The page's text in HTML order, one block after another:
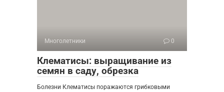
Многолетники 0
Клематисы: выращивание из
семян в саду, обрезка
Болезни Клематисы поражаются грибковыми